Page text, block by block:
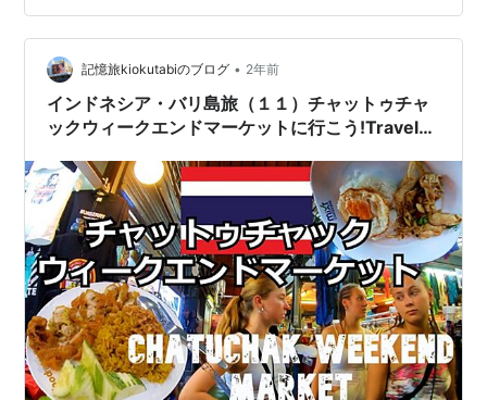
工芸品やハンドメイドの木彫り、陶器、ランプ、クッシ
ョンカバーなどのインテリア雑貨が販売されています。
ペットとペット用品: ペットや…
記憶旅kiokutabiのブログ • 2年前
インドネシア・バリ島旅（１１）チャットゥチャ
ックウィークエンドマーケットに行こう!Travel
Weekend Market!